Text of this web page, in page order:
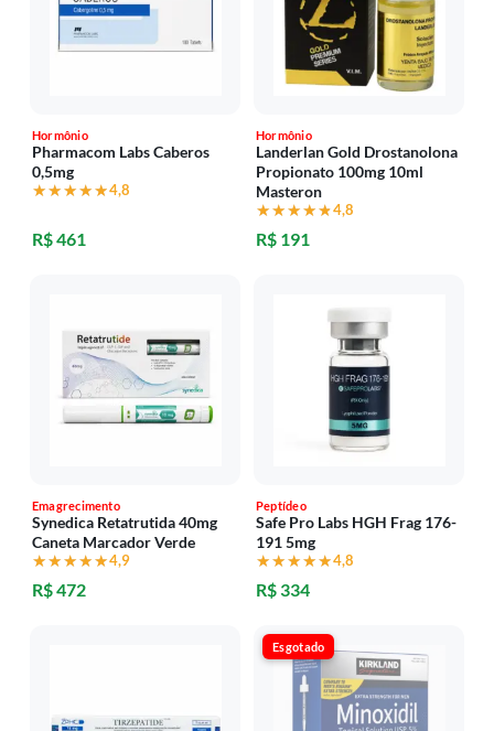
Hormônio
Pharmacom Labs Caberos
0,5mg
★★★★★
★★★★★4,8
R$ 461
Hormônio
Landerlan Gold Drostanolona
Propionato 100mg 10ml
Masteron
★★★★★
★★★★★4,8
R$ 191
Emagrecimento
Synedica Retatrutida 40mg
Caneta Marcador Verde
★★★★★
★★★★★4,9
R$ 472
Peptídeo
Safe Pro Labs HGH Frag 176-
191 5mg
★★★★★
★★★★★4,8
R$ 334
Esgotado